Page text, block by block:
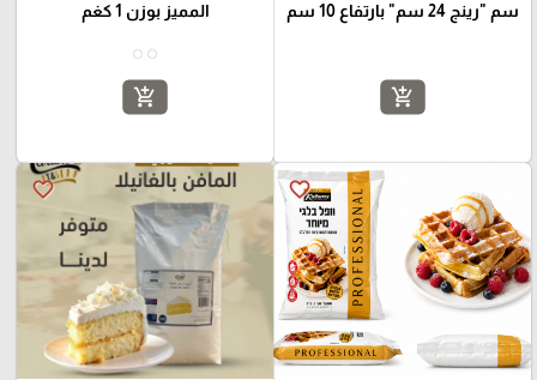
سم "رينج 24 سم" بارتفاع 10 سم
add_shopping_cart
المميز بوزن 1 كغم
add_shopping_cart
favorite_border
favorite_border